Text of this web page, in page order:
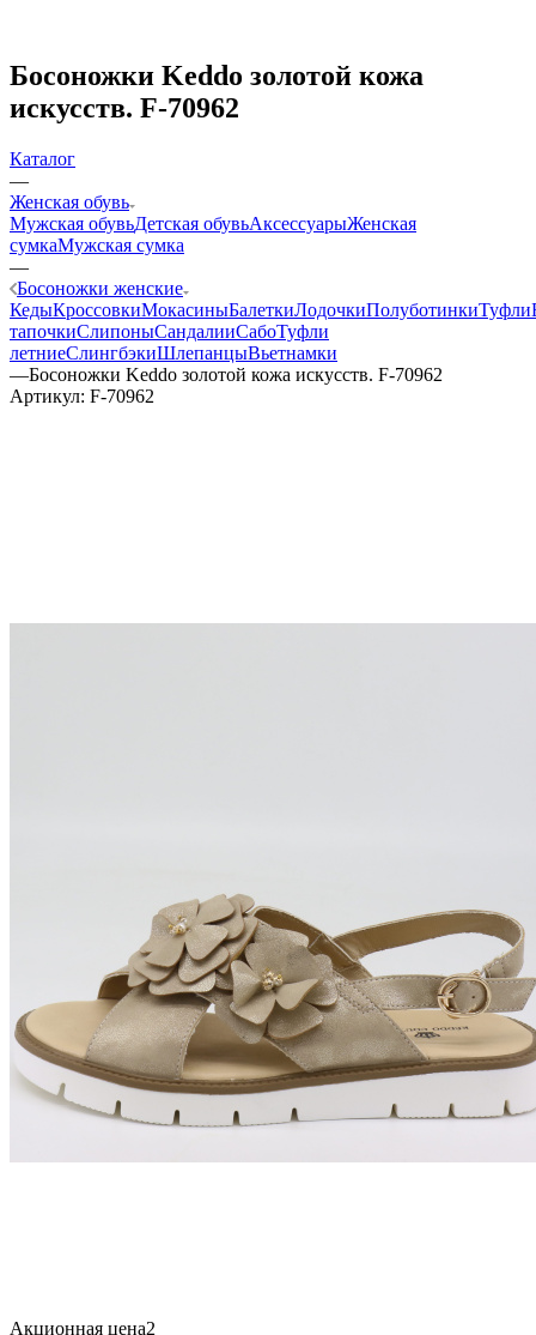
Босоножки Keddo золотой кожа
искусств. F-70962
Каталог
—
Женская обувь
Мужская обувьДетская обувьАксессуарыЖенская
сумкаМужская сумка
—
Босоножки женские
КедыКроссовкиМокасиныБалеткиЛодочкиПолуботинкиТуфли
тапочкиСлипоныСандалииСабоТуфли
летниеСлингбэкиШлепанцыВьетнамки
—Босоножки Keddo золотой кожа искусств. F-70962
Артикул: F-70962
Акционная цена2